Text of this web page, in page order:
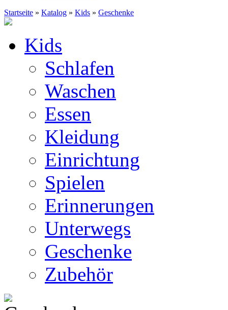
Startseite » Katalog » Kids » Geschenke
Kids
Schlafen
Waschen
Essen
Kleidung
Einrichtung
Spielen
Erinnerungen
Unterwegs
Geschenke
Zubehör